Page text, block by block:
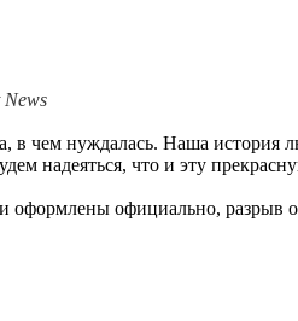
в чем нуждалась. Наша
надеяться, что и эту
официально, разрыв